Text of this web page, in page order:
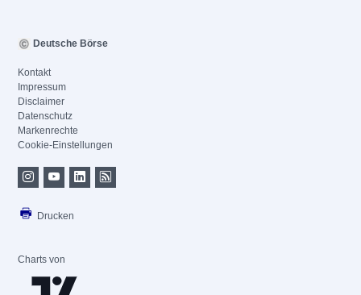
Deutsche Börse
Kontakt
Impressum
Disclaimer
Datenschutz
Markenrechte
Cookie-Einstellungen
Drucken
Charts von